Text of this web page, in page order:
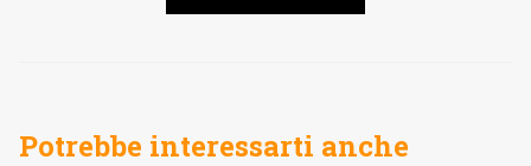
Potrebbe interessarti anche